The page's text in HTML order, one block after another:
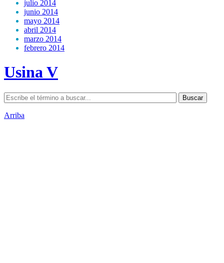
julio 2014
junio 2014
mayo 2014
abril 2014
marzo 2014
febrero 2014
Usina V
Arriba